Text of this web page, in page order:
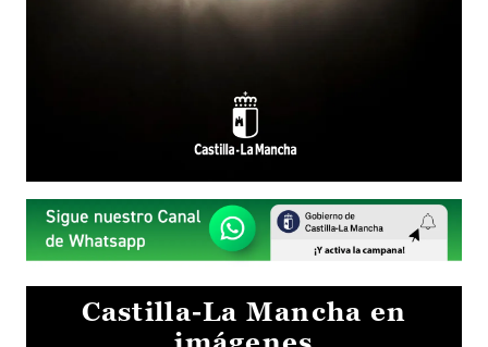
Castilla-La Mancha en